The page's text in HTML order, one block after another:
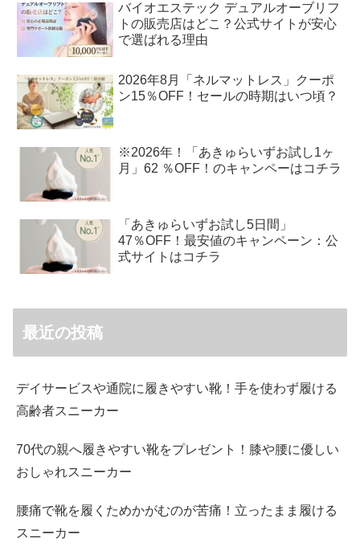
バイオエステック デュアルオーブリフ
トの販売店はどこ？公式サイトが安心
で選ばれる理由
2026年8月「ネルマットレス」クーポ
ン15％OFF！セールの時期はいつ頃？
※2026年！「あきゅらいずお試し1ヶ
月」62 ％OFF！のキャンペーはコチラ
「あきゅらいずお試し5日間」
47％OFF！最安値のキャンペーン：公
式サイトはコチラ
最近の投稿
デイサービスや通院に履きやすい靴！手を使わず履ける
高齢者スニーカー
70代の親へ履きやすい靴をプレゼント！膝や腰に優しい
おしゃれスニーカー
腰痛で靴を履くためかがむのが苦痛！立ったまま履ける
スニーカー